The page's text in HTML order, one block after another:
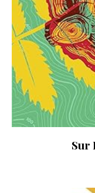
Sur